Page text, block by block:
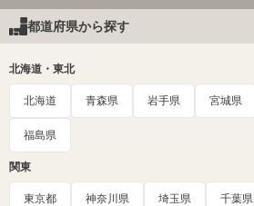
都道府県から探す
北海道・東北
北海道 青森県 岩手県 宮城県
福島県
関東
東京都 神奈川県 埼玉県 千葉県